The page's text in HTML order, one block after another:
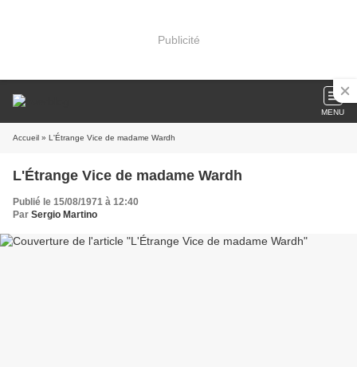
Publicité
MENU
Accueil » L'Étrange Vice de madame Wardh
L'Étrange Vice de madame Wardh
Publié le 15/08/1971 à 12:40
Par Sergio Martino